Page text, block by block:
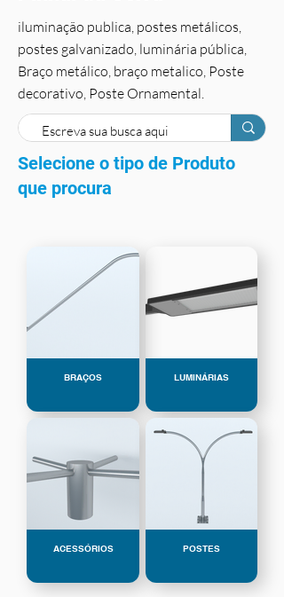
iluminação publica, postes metálicos,
postes galvanizado, luminária pública,
Braço metálico, braço metalico, Poste
decorativo, Poste Ornamental.
Selecione o tipo de Produto
que procura
BRAÇOS LUMINÁRIAS
ACESSÓRIOS POSTES